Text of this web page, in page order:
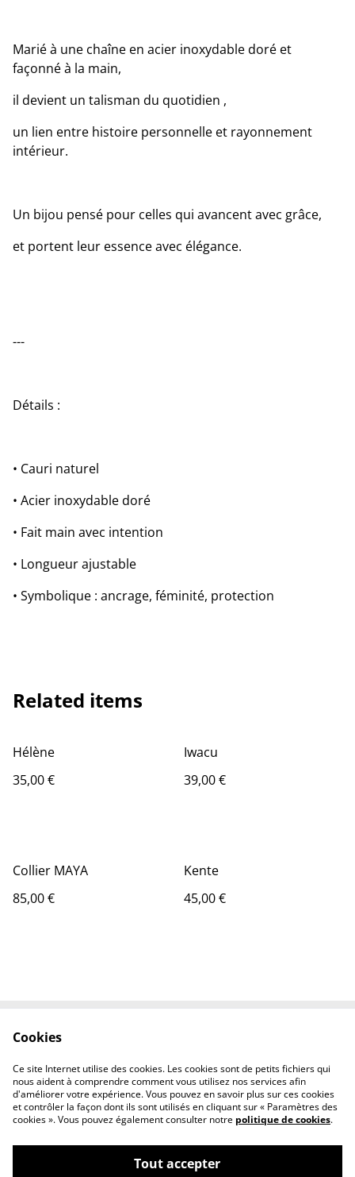
Marié à une chaîne en acier inoxydable doré et
façonné à la main,
il devient un talisman du quotidien ,
un lien entre histoire personnelle et rayonnement
intérieur.
Un bijou pensé pour celles qui avancent avec grâce,
et portent leur essence avec élégance.
---
Détails :
• Cauri naturel
• Acier inoxydable doré
• Fait main avec intention
• Longueur ajustable
• Symbolique : ancrage, féminité, protection
Related items
Hélène
35,00 €
Iwacu
39,00 €
Collier MAYA
85,00 €
Kente
45,00 €
Politique de
confidentialité
Politique de cookies
Cookies
Ce site Internet utilise des cookies. Les cookies sont de petits fichiers qui
nous aident à comprendre comment vous utilisez nos services afin
d'améliorer votre expérience. Vous pouvez en savoir plus sur ces cookies
et contrôler la façon dont ils sont utilisés en cliquant sur « Paramètres des
cookies ». Vous pouvez également consulter notre politique de cookies.
Tout accepter